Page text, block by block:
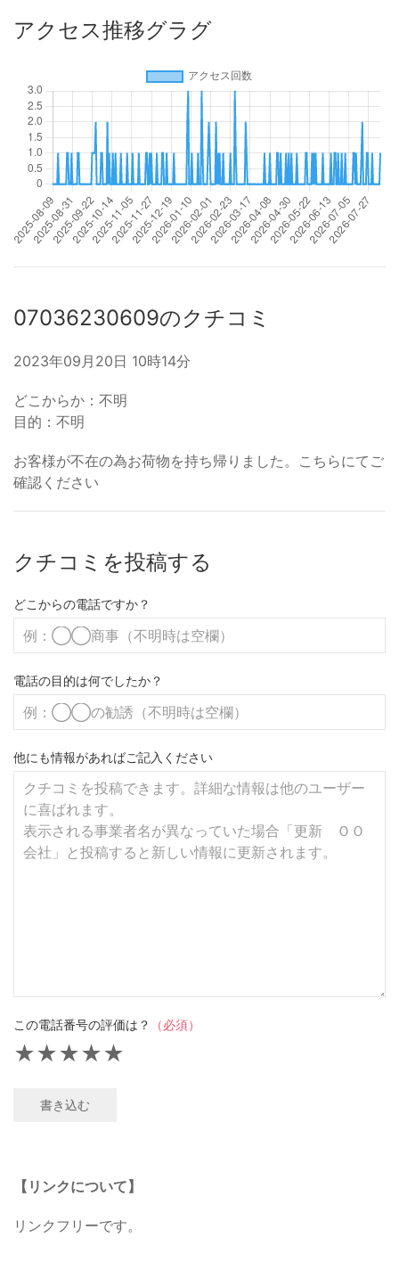
アクセス推移グラグ
07036230609のクチコミ
2023年09月20日 10時14分
どこからか：不明
目的：不明
お客様が不在の為お荷物を持ち帰りました。こちらにてご
確認ください
クチコミを投稿する
どこからの電話ですか？
電話の目的は何でしたか？
他にも情報があればご記入ください
この電話番号の評価は？ （必須）
★
★
★
★
★
書き込む
【リンクについて】
リンクフリーです。